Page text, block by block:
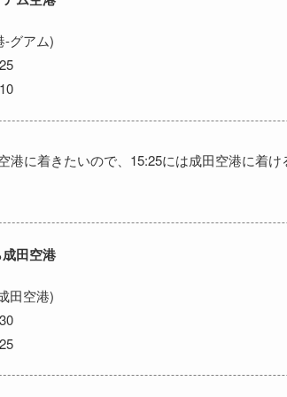
-グアム)
港に着きたいので、15:25には成田空港に着
田空港
田空港)